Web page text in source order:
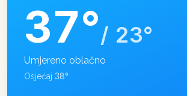
37°/ 23°
Umjereno oblačno
Osjećaj 38°